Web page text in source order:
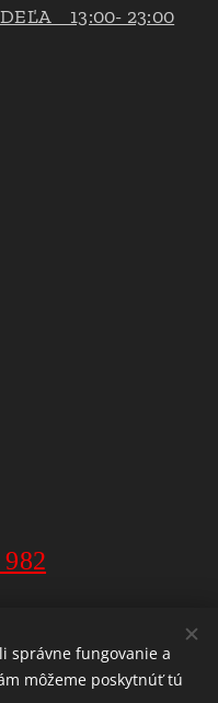
13:00- 23:00
Banská Bystrica, 2018
správne fungovanie a
môžeme poskytnúť tú